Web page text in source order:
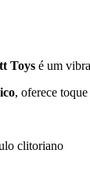
Toys é um
, oferece
clitoriano